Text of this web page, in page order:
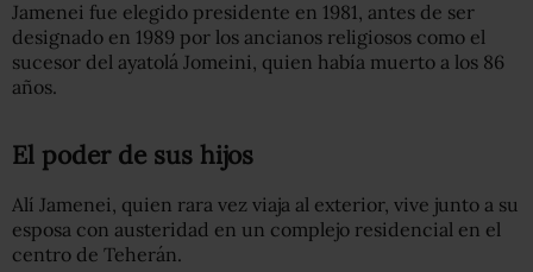
Jamenei fue elegido presidente en 1981, antes de ser
designado en 1989 por los ancianos religiosos como el
sucesor del ayatolá Jomeini, quien había muerto a los 86
años.
El poder de sus hijos
Alí Jamenei, quien rara vez viaja al exterior, vive junto a su
esposa con austeridad en un complejo residencial en el
centro de Teherán.